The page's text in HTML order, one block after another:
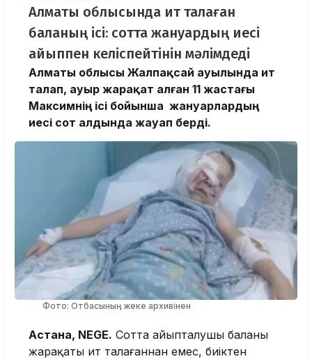
Алматы облысында ит талаған
баланың ісі: сотта жануардың иесі
айыппен келіспейтінін мәлімдеді
Алматы облысы Жалпақсай ауылында ит
талап, ауыр жарақат алған 11 жастағы
Максимнің ісі бойынша жануарлардың
иесі сот алдында жауап берді.
Фото: Отбасының жеке архивінен
Астана, NEGE. Сотта айыпталушы баланың
жарақаты ит талағаннан емес, биіктен